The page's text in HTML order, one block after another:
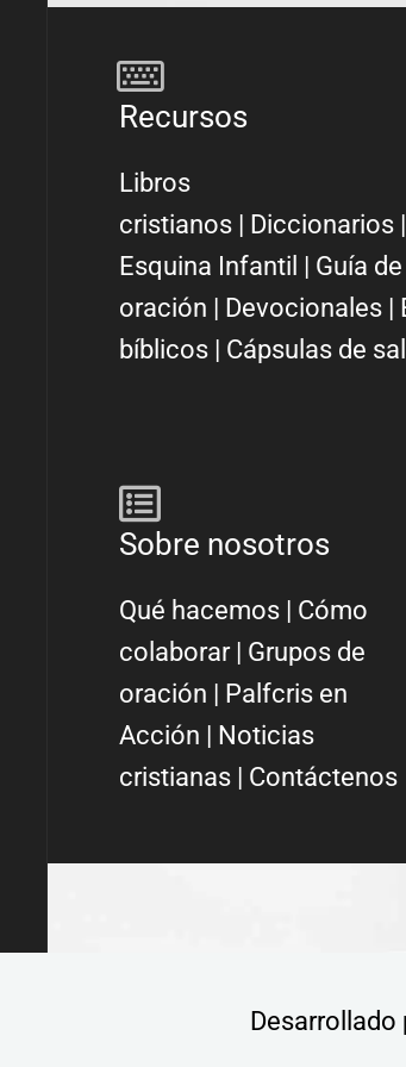
Recursos
Libros
cristianos| Diccionarios|
Esquina Infantil | Guía de
oración | Devocionales|
bíblicos| Cápsulas de
Sobre nosotros
Qué hacemos| Cómo
colaborar| Grupos de
oración | Palfcris en
Acción | Noticias
cristianas| Contáctenos
Desarrollado